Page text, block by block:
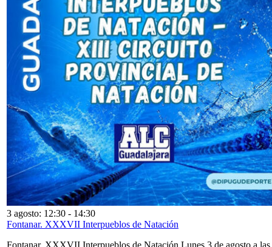
3 agosto: 12:30 - 14:30
Fontanar. XXXVII Interpueblos de Natación